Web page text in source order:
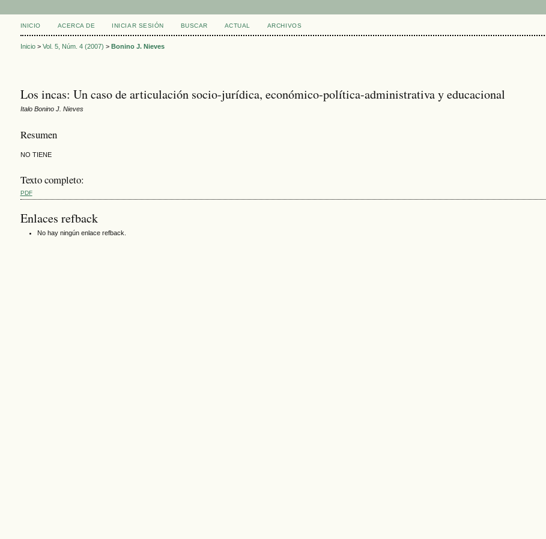
INICIO ACERCA DE INICIAR SESIÓN BUSCAR ACTUAL ARCHIVOS
Inicio> Vol. 5, Núm. 4 (2007) > Bonino J. Nieves
Los incas: Un caso de articulación socio-jurídica, económico-política-administrativa y educacional
Italo Bonino J. Nieves
Resumen
NO TIENE
Texto completo:
PDF
Enlaces refback
No hay ningún enlace refback.